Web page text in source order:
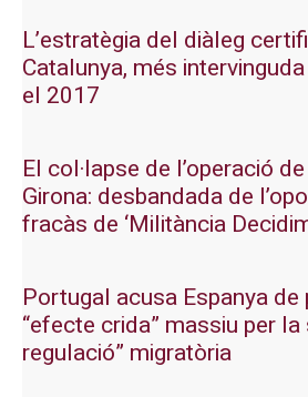
L’estratègia del diàleg
Catalunya, més
el 2017
El col·lapse de l’operació
Girona: desbandada de
fracàs de ‘Militància
Portugal acusa Espanya de
“efecte crida” massiu per la
regulació” migratòria